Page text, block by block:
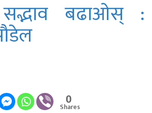
बढाओस् :
0
Shares